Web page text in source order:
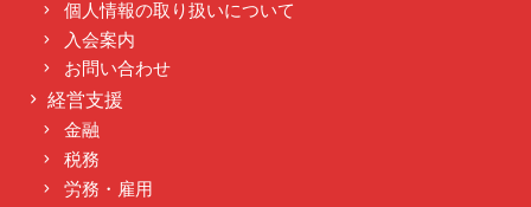
個人情報の取り扱いについて
入会案内
お問い合わせ
経営支援
金融
税務
労務・雇用